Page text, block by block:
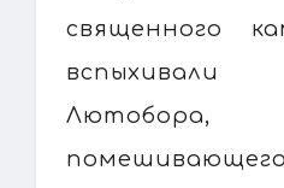
священного
Лютобора,